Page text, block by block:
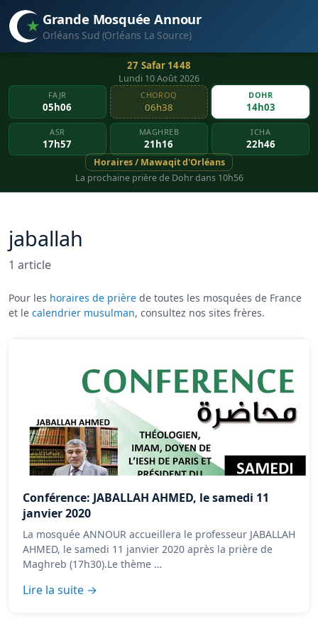
Grande Mosquée Annour
Orléans Sud (Orléans La Source)
27 Safar 1448
Lundi 10 Août 2026
FAJR
05h06
CHOROQ
06h38
DOHR
14h03
ASR
17h57
MAGHREB
21h16
ICHA
22h46
Horaires / Mawaqit d'Orléans
La prochaine prière de Dohr dans 10h56
jaballah
1 article
Pour les horaires de prière de toutes les mosquées de France
et le calendrier musulman, consultez nos sites frères.
Conférence: JABALLAH AHMED, le samedi 11
janvier 2020
La mosquée ANNOUR accueillera le professeur JABALLAH
AHMED, le samedi 11 janvier 2020 après la prière de
Maghreb (17h30).Le thème …
Lire la suite →